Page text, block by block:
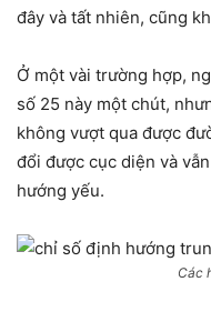
đây và tất nhiên, cũng
Ở một vài trường hợp,
số 25 này một chút,
không vượt qua được
đổi được cục diện và
hướng yếu.
Các